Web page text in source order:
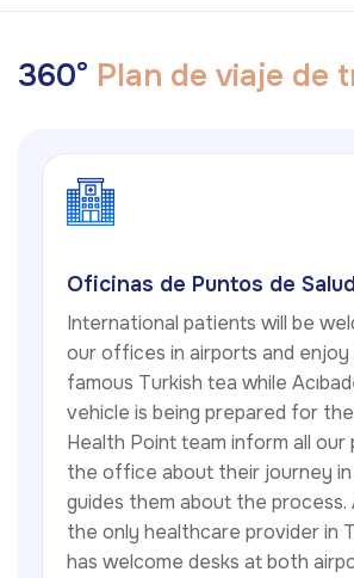
360° Plan de viaje de t
Oficinas de Puntos de
International patients will be
our offices in airports and
famous Turkish tea while
vehicle is being prepared for
Health Point team inform all
the office about their journey
guides them about the process.
the only healthcare provider in
has welcome desks at both